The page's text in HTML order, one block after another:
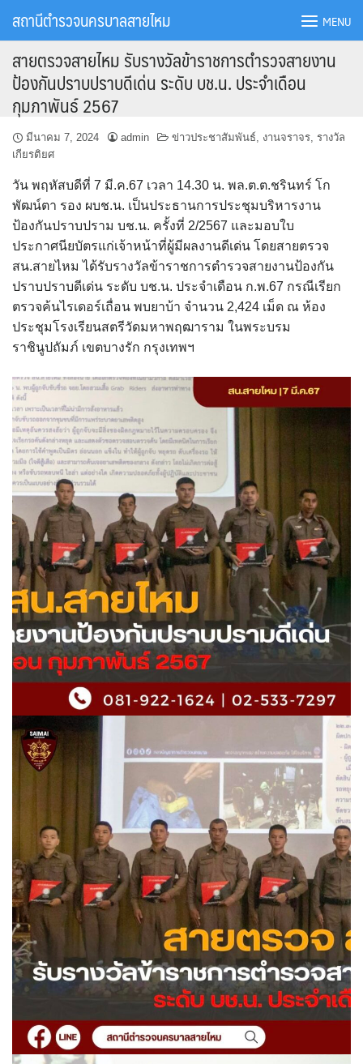
สถานีตำรวจนครบาลสายไหม MENU
สายตรวจสายไหม รับรางวัลข้าราชการตำรวจสายงาน
ป้องกันปราบปราบดีเด่น ระดับ บช.น. ประจำเดือน
กุมภาพันธ์ 2567
มีนาคม 7, 2024 admin ข่าวประชาสัมพันธ์, งานจราจร, รางวัล
เกียรติยศ
วัน พฤหัสบดีที่ 7 มี.ค.67 เวลา 14.30 น. พล.ต.ต.ชรินทร์ โก
พัฒน์ตา รอง ผบช.น. เป็นประธานการประชุมบริหารงาน
ป้องกันปราบปราม บช.น. ครั้งที่ 2/2567 และมอบใบ
ประกาศนียบัตรแก่เจ้าหน้าที่ผู้มีผลงานดีเด่น โดยสายตรวจ
สน.สายไหม ได้รับรางวัลข้าราชการตำรวจสายงานป้องกัน
ปราบปราบดีเด่น ระดับ บช.น. ประจำเดือน ก.พ.67 กรณีเรียก
ตรวจค้นไรเดอร์เถื่อน พบยาบ้า จำนวน 2,424 เม็ด ณ ห้อง
ประชุมโรงเรียนสตรีวัดมหาพฤฒาราม ในพระบรม
ราชินูปถัมภ์ เขตบางรัก กรุงเทพฯ